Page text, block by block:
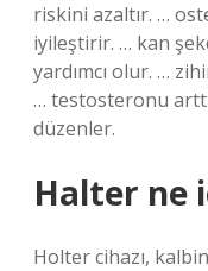
riskini azaltır. …
iyileştirir. … kan
yardımcı olur. …
… testosteronu
düzenler.
Halter ne
Holter cihazı,